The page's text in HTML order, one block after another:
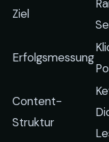
Ziel
Erfolgsmessung
Content-
Struktur